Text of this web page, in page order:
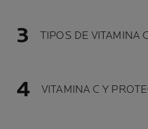
TIPOS DE VITAMINA C
VITAMINA C Y